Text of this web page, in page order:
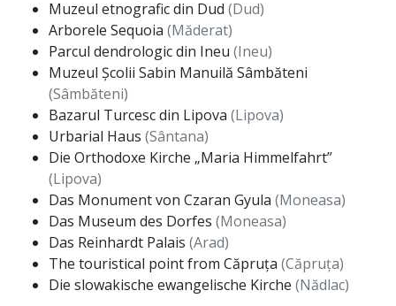
Muzeul etnografic din Dud (Dud)
Arborele Sequoia (Măderat)
Parcul dendrologic din Ineu (Ineu)
Muzeul Școlii Sabin Manuilă Sâmbăteni
(Sâmbăteni)
Bazarul Turcesc din Lipova (Lipova)
Urbarial Haus (Sântana)
Die Orthodoxe Kirche „Maria Himmelfahrt”
(Lipova)
Das Monument von Czaran Gyula (Moneasa)
Das Museum des Dorfes (Moneasa)
Das Reinhardt Palais (Arad)
The touristical point from Căpruța (Căpruța)
Die slowakische ewangelische Kirche (Nădlac)